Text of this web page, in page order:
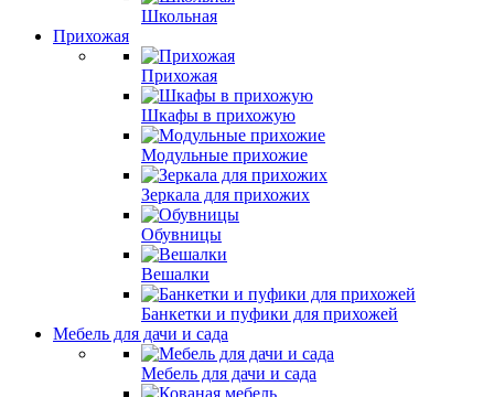
Школьная
Прихожая
Прихожая
Шкафы в прихожую
Модульные прихожие
Зеркала для прихожих
Обувницы
Вешалки
Банкетки и пуфики для прихожей
Мебель для дачи и сада
Мебель для дачи и сада